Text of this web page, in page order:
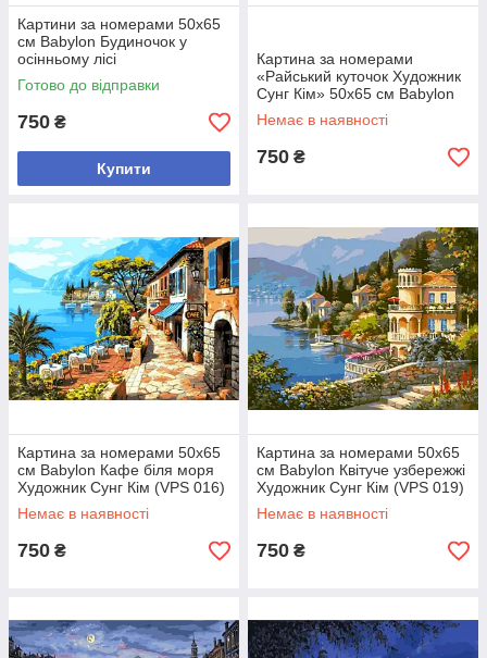
Картини за номерами 50х65
см Babylon Будиночок у
осінньому лісі
Готово до відправки
750 ₴
Купити
Картина за номерами
«Райський куточок Художник
Сунг Кім» 50х65 см Babylon
(VPS 003)
Немає в наявності
750 ₴
Картина за номерами 50х65
см Babylon Кафе біля моря
Художник Сунг Кім (VPS 016)
Немає в наявності
750 ₴
Картина за номерами 50х65
см Babylon Квітуче узбережжі
Художник Сунг Кім (VPS 019)
Немає в наявності
750 ₴